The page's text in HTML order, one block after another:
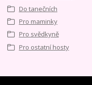
Do tanečních
Pro maminky
Pro svědkyně
Pro ostatní hosty